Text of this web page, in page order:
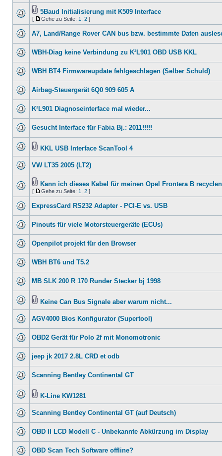
5Baud Initialisierung mit K509 Interface
[ Gehe zu Seite: 1 2 ]
A7, Land/Range Rover CAN bus bzw. bestimmte Daten
WBH-Diag keine Verbindung zu K²L901 OBD USB KKL
WBH BT4 Firmwareupdate fehlgeschlagen (Selber Schuld)
Airbag-Steuergerät 6Q0 909 605 A
K²L901 Diagnoseinterface mal wieder...
Gesucht Interface für Fabia Bj.: 2011!!!!!
KKL USB Interface ScanTool 4
VW LT35 2005 (LT2)
Kann ich dieses Kabel für meinen Opel Frontera B
[ Gehe zu Seite: 1 2 ]
ExpressCard RS232 Adapter - PCI-E vs. USB
Pinouts für viele Motorsteuergeräte (ECUs)
Openpilot projekt für den Browser
WBH BT6 und T5.2
MB SLK 200 R 170 Runder Stecker bj 1998
Keine Can Bus Signale aber warum nicht...
AGV4000 Bios Konfigurator (Supertool)
OBD2 Gerät für Polo 2f mit Monomotronic
jeep jk 2017 2.8L CRD et odb
Scanning Bentley Continental GT
K-Line KW1281
Scanning Bentley Continental GT (auf Deutsch)
OBD II LCD Modell C - Unbekannte Abkürzung im Display
OBD Scan Tech Software offline?